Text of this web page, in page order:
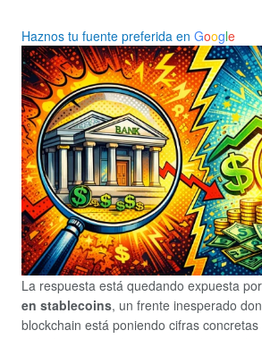
Haznos tu fuente preferida en Google
La respuesta está quedando expuesta
en stablecoins, un frente inesperado
blockchain está poniendo cifras